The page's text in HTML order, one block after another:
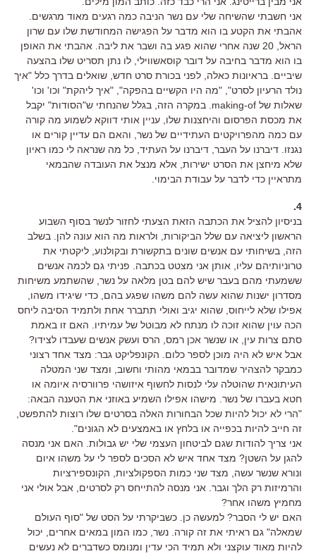
אני חשבתי שהשיחה שלי עם נשר הניבה כמה רגעים מאוד מרגשים.
אהבתי את הקטע בו הוא מדבר על הפגישה המחודשת שלו עם שרון
הראל, 20 שנה אחרי שהוא פגע בה ושבר את ליבה. אהבתי את האופן
בו הוא מדבר בחיבה על דובר קוסאשווילי, לו נתן תסריט שלו בהצעה
שיביים. בראיונות כאלה, לפני בכורת סרט חדש, שואלים בדרך כלל "איך
נולד הרעיון לסרט", "מה היו הקשיים בהפקה", "איך ליהקת" וכו' וכו'
שאלות של making-of. במקרה הזה, בגלל שהנחתי ש"הסודות" יקבל
את מכסת הפרסום והיחצנות שלו, עניין אותי דווקא לשמוע מה קורה
עם כמה מהפרויקטים העתידיים של נשר, והאם הם עדיין קורים או
נגנזו. דיברנו על העבר, דיברנו על העתיד, כל מה שנראה לי כמו ראיון
שלא מיחצן את הסרט ישירות, אלא מנצל את העובדה שהבמאי
מתראיין כדי לדבר על עבודת הבימוי.
4.
בניסיון להציל את הכתבה הזאת הצעתי לחזור לנשר בסוף השבוע
הראשון ליציאה עם שלל הביקורות, ולראות מה הוא עונה להן. בשלב
הזה, בשיחותי עם אנשים שונים בתקשורת ובקולנוע, ליקטתי את
טרוניותיהם עליו, אותן אני מצטט בכתבה. פניתי גם לכמה אנשים
ששמעתי מהם בעבר שיש להם בטן מלאה על נשר, שהשתמע משיחות
מסדרון ישנות שהוא עשה להם משהו שפגע בהם, כדי שיגידו משהו,
אפילו שלא לייחוס, שהוא יגיב ואולי תתברר אחת ולתמיד הסיבה ליחס
הכה עוין שהוא זוכה לו מנתח לא מבוטל של עמיתיו. האם זו באמת
סתם צרות עין, או שנשר אכן רמס, הרס ועשק אנשים שעבדו לצידו?
אבל איש לא היה מוכן לספר כלום. הקונפליקט גבר: מצד אחד רצוני
כמבקר להצהיר שמדובר בבמאי מהותי וחשוב, ומצד שני המטלה
העיתונאית שהוטלה עלי לנסות לחשוף איזושהי פרוורסיה איומה או
חטא בעברו של נשר. מישהו אפילו השמיע באוזני את הטענה הבאה:
"הרי לא יכול להיות שכל הבחורות האלה בסרטים שלו רוצות להתפשט,
זה חייב להיות בכפייה או בלחץ או באמצעים לא הגונים".
אני צריך להודות שגם לביטחון העצמי שלי יש גבולות. האם אני מנסה
להגן על השטן? מצד אחד איש לא הסכים לספר לי על משהו איום
ונורא שנשר עשה, מצד שני כמות הספקולציות, הקונספירציות
והרמיזות רק הלך וגבר. אני מנסה להתייחס רק לסרטים, אבל אולי אני
מחמיץ משהו אחר?
האם יש לי הסבר? למעשה כן. כשביקרתי על הסט של "סוף העולם
שמאלה" גם ראיתי את זה קורה. נשר, כמו המון במאים אחרים, יכול
להיות מאוד עוקצני ולא תמיד הכי עדין ומנומס כשדברים לא נעשים